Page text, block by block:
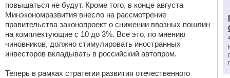
повышаться не будут. Кроме того, в конце августа
Минэкономразвития внесло на рассмотрение
правительства законопроект о снижении ввозных пошлин
на комплектующие с 10 до 3%. Все это, по мнению
чиновников, должно стимулировать иностранных
инвесторов вкладывать в российский автопром.
Теперь в рамках стратегии развития отечественного